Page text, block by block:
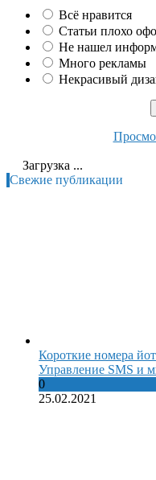
Всё нравится
Статьи плохо
Не нашел
Много рекламы
Некрасивый
Загрузка ...
Свежие публикации
Короткие номера
Управление SMS и
0
25.02.2021